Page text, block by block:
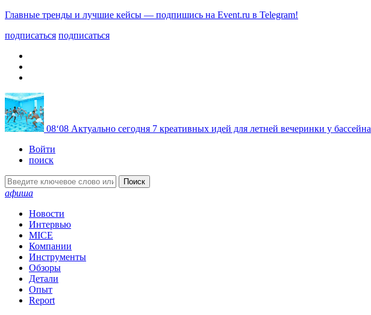
Главные тренды и лучшие кейсы — подпишись на Event.ru в Telegram!
подписаться подписаться
08‘08 Актуально сегодня 7 креативных идей для летней вечеринки у бассейна
Войти
поиск
Поиск
афиша
Новости
Интервью
MICE
Компании
Инструменты
Обзоры
Детали
Опыт
Report